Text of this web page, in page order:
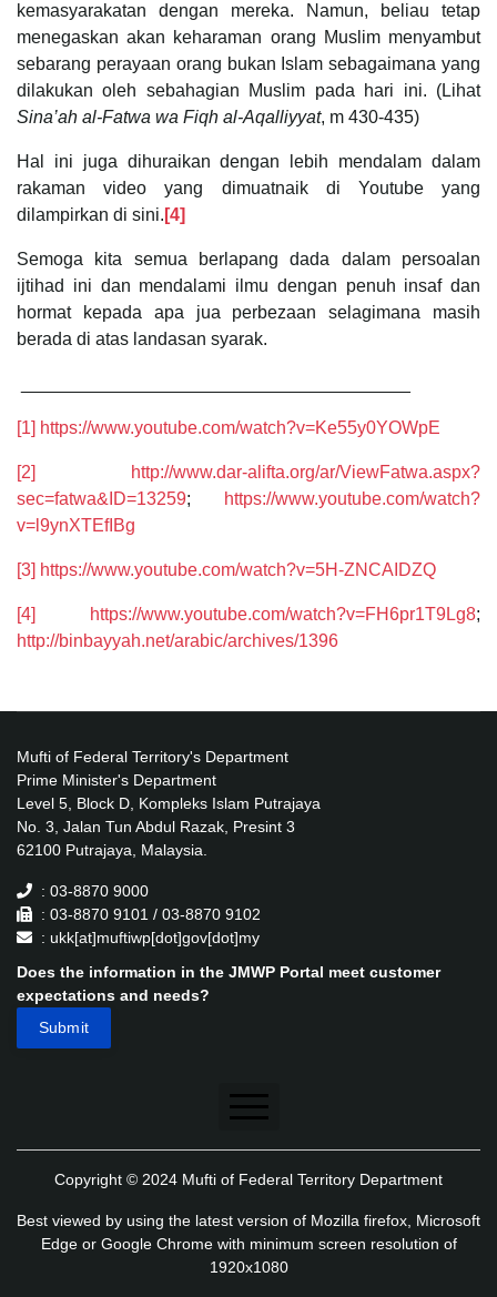
kemasyarakatan dengan mereka. Namun, beliau tetap
menegaskan akan keharaman orang Muslim menyambut
sebarang perayaan orang bukan Islam sebagaimana yang
dilakukan oleh sebahagian Muslim pada hari ini. (Lihat
Sina’ah al-Fatwa wa Fiqh al-Aqalliyyat, m 430-435)
Hal ini juga dihuraikan dengan lebih mendalam dalam
rakaman video yang dimuatnaik di Youtube yang
dilampirkan di sini. [4]
Semoga kita semua berlapang dada dalam persoalan
ijtihad ini dan mendalami ilmu dengan penuh insaf dan
hormat kepada apa jua perbezaan selagimana masih
berada di atas landasan syarak.
[1] https://www.youtube.com/watch?v=Ke55y0YOWpE
[2]
http://www.dar-alifta.org/ar/ViewFatwa.aspx?
sec=fatwa&ID=13259;
https://www.youtube.com/watch?
v=l9ynXTEfIBg
[3] https://www.youtube.com/watch?v=5H-ZNCAIDZQ
[4] https://www.youtube.com/watch?v=FH6pr1T9Lg8;
http://binbayyah.net/arabic/archives/1396
Mufti of Federal Territory's Department
Prime Minister's Department
Level 5, Block D, Kompleks Islam Putrajaya
No. 3, Jalan Tun Abdul Razak, Presint 3
62100 Putrajaya, Malaysia.
: 03-8870 9000
: 03-8870 9101 / 03-8870 9102
: ukk[at]muftiwp[dot]gov[dot]my
Does the information in the JMWP Portal meet customer
expectations and needs?
Disclaimer
Privacy Policy
Application's Privacy Policy
Copyright © 2024 Mufti of Federal Territory Department
Best viewed by using the latest version of Mozilla firefox, Microsoft
Edge or Google Chrome with minimum screen resolution of
1920x1080